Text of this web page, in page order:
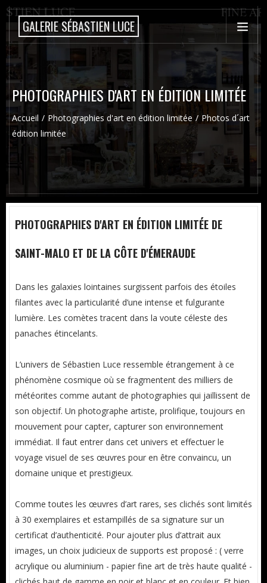
GALERIE SÉBASTIEN LUCE
PHOTOGRAPHIES D'ART EN ÉDITION LIMITÉE
Accueil Photographies d'art en édition limitée
Photos d´art
édition limitée
PHOTOGRAPHIES D'ART EN ÉDITION LIMITÉE DE
SAINT-MALO ET DE LA CÔTE D'ÉMERAUDE
Dans les galaxies lointaines surgissent parfois des étoiles
filantes avec la particularité d’une intense et fulgurante
lumière. Les comètes tracent dans la voute céleste des
panaches étincelants.
L’univers de Sébastien Luce ressemble étrangement à ce
phénomène cosmique où se fragmentent des milliers de
météorites comme autant de photographies qui jaillissent de
son objectif. Un photographe artiste, prolifique, toujours en
mouvement pour capter, capturer son environnement
immédiat. Il faut entrer dans cet univers et effectuer le
voyage visuel de ses œuvres pour en être convaincu, un
domaine unique et prestigieux.
Comme toutes les œuvres d’art rares, ses clichés sont limités
à 30 exemplaires et estampillés de sa signature sur un
certificat d’authenticité. Pour ajouter plus d’attrait aux
images, un choix judicieux de supports est proposé : ( verre
acrylique ou aluminium - papier fine art de très haute qualité -